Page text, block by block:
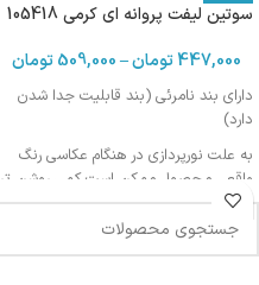
سوتین لیفت پروانه ای کرمی 105418
447,000تومان–
509,000 تومان
دارای بند نامرئی (بند قابلیت جدا شدن
دارد)
به علت نورپردازی در هنگام عکاسی رنگ
واقعی محصول ممکن است کمی روشن تر
یا تیره تر باشد